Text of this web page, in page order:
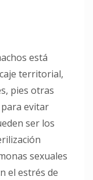
está
territorial,
pies otras
evitar
ser los
sexuales
el estrés de